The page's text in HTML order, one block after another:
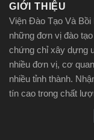
GIỚI THIỆU
Viện Đào Tạo Và
những đơn vị đào
chứng chỉ xây dựng
nhiều đơn vị, cơ
nhiều tỉnh thành.
tín cao trong chất